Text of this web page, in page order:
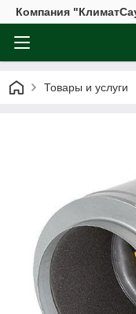
Компания
Товары и услуги